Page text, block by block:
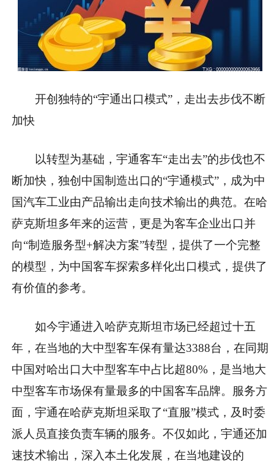
开创独特的“宇通出口模式”，走出去步伐不断
加快
以转型为基础，宇通客车“走出去”的步伐也不
断加快，独创中国制造出口的“宇通模式”，成为中
国汽车工业由产品输出走向技术输出的典范。在哈
萨克斯坦多年来的运营，更是为客车企业出口并
向“制造服务型+解决方案”转型，提供了一个完整
的模型，为中国客车探索多样化出口模式，提供了
有价值的参考。
如今宇通进入哈萨克斯坦市场已经超过十五
年，在当地的大中型客车保有量达3388台，在同期
中国对哈出口大中型客车中占比超80%，是当地大
中型客车市场保有量最多的中国客车品牌。服务方
面，宇通在哈萨克斯坦采取了“直服”模式，及时委
派人员直接负责车辆的服务。不仅如此，宇通还加
速技术输出，深入本土化发展，在当地建设的